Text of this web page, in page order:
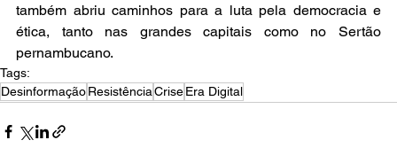
também abriu caminhos para a luta pela democracia e
ética, tanto nas grandes capitais como no Sertão
pernambucano.
Tags:
DesinformaçãoResistênciaCriseEra Digital